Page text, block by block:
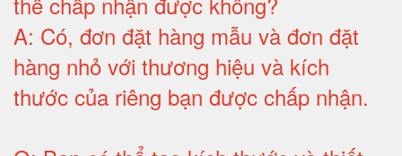
A: Có, đơn đặt hàng mẫu và đơn đặt
hàng nhỏ với thương hiệu và kích
thước của riêng bạn được chấp nhận.